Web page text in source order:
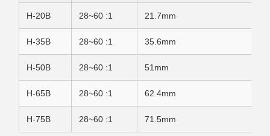
H-20B 28~60 :1 21.7mm
H-35B 28~60 :1 35.6mm
H-50B 28~60 :1 51mm
H-65B 28~60 :1 62.4mm
H-75B 28~60 :1 71.5mm